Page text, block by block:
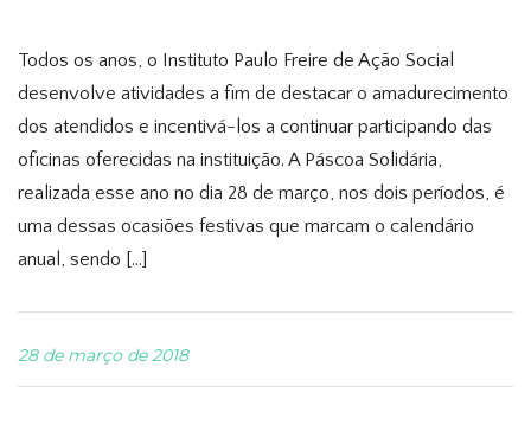
Todos os anos, o Instituto Paulo Freire de Ação Social
desenvolve atividades a fim de destacar o amadurecimento
dos atendidos e incentivá-los a continuar participando das
oficinas oferecidas na instituição. A Páscoa Solidária,
realizada esse ano no dia 28 de março, nos dois períodos, é
uma dessas ocasiões festivas que marcam o calendário
anual, sendo […]
28 de março de 2018